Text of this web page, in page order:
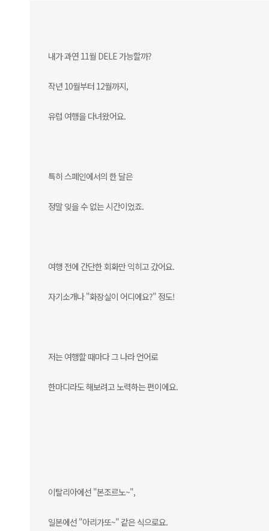
내가 과연 11월 DELE 가능할까?
작년 10월부터 12월까지,
유럽 여행을 다녀왔어요.
특히 스페인에서의 한 달은
정말 잊을 수 없는 시간이었죠.
여행 전에 간단한 회화만 익히고 갔어요.
자기소개나 "화장실이 어디에요?" 정도!
저는 여행할 때마다 그 나라 언어로
한마디라도 해보려고 노력하는 편이에요.
이탈리아에선 "본조르노~",
일본에선 "아리가또~" 같은 식으로요.